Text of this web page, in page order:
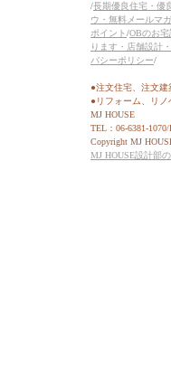
/長期優良住宅・優
ウ・無料メールマ
ポイント/OBのお宅
ります・店舗設計
バシーポリシー/
●注文住宅、注文
●リフォーム、リノ
MJ HOUSE
TEL：06-6381-
Copyright MJ
MJ HOUSE設計部